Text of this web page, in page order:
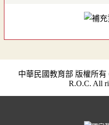
中華民國教育部 版權所有
R.O.C. All